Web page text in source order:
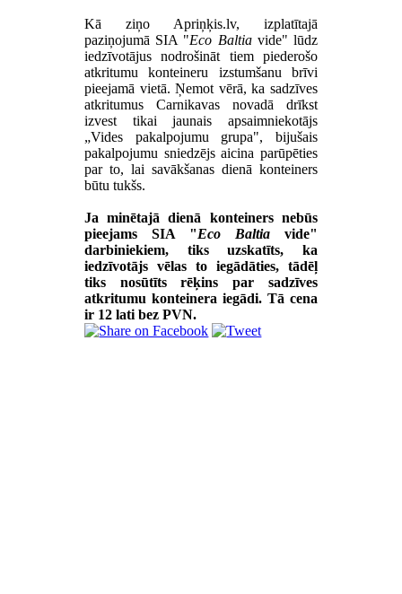
Kā ziņo Apriņķis.lv, izplatītajā
paziņojumā SIA "Eco Baltiavide" lūdz
iedzīvotājus nodrošināt tiem piederošo
atkritumu konteineru izstumšanu brīvi
pieejamā vietā. Ņemot vērā, ka sadzīves
atkritumus Carnikavas novadā drīkst
izvest tikai jaunais apsaimniekotājs
„Vides pakalpojumu grupa", bijušais
pakalpojumu sniedzējs aicina parūpēties
par to, lai savākšanas dienā konteiners
būtu tukšs.
Ja minētajā dienā konteiners nebūs
pieejams SIA "Eco Baltiavide"
darbiniekiem, tiks uzskatīts, ka
iedzīvotājs vēlas to iegādāties, tādēļ
tiks nosūtīts rēķins par sadzīves
atkritumu konteinera iegādi. Tā cena
ir 12 lati bez PVN.